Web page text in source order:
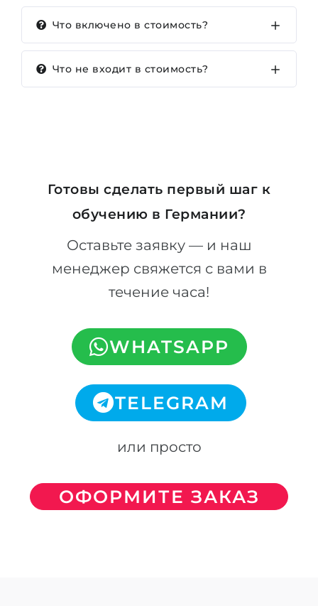
Что включено в стоимость?
Что не входит в стоимость?
Готовы сделать первый шаг к
обучению в Германии?
Оставьте заявку — и наш
менеджер свяжется с вами в
течение часа!
WHATSAPP
TELEGRAM
или просто
ОФОРМИТЕ ЗАКАЗ